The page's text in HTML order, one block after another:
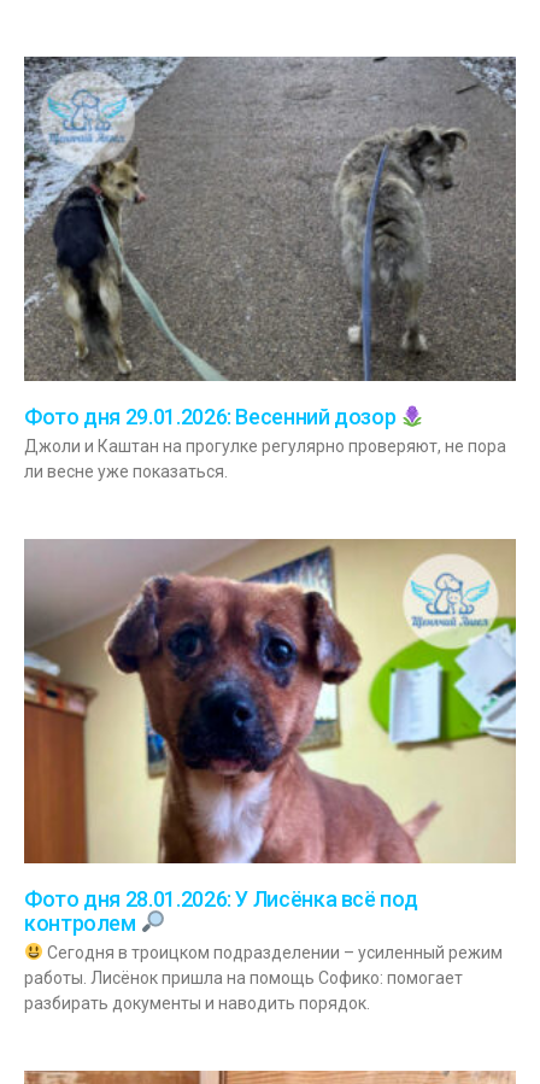
Фото дня 29.01.2026: Весенний дозор
Джоли и Каштан на прогулке регулярно проверяют, не пора
ли весне уже показаться.
Фото дня 28.01.2026: У Лисёнка всё под
контролем
Сегодня в троицком подразделении – усиленный режим
работы. Лисёнок пришла на помощь Софико: помогает
разбирать документы и наводить порядок.